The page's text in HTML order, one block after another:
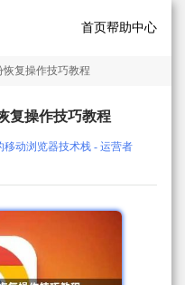
首页帮助中心
恢复操作技巧教程
复操作技巧教程
移动浏览器技术栈 - 运营者